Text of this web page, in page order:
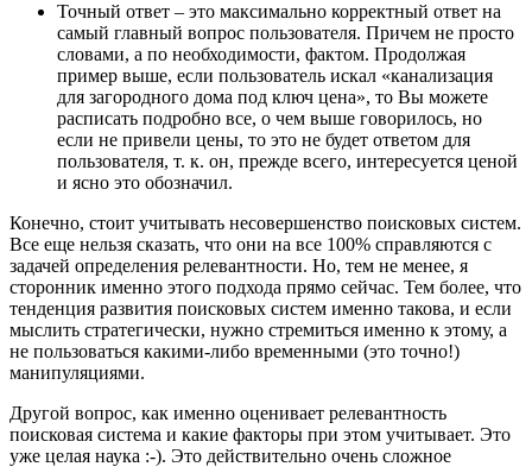
Точный ответ – это максимально корректный ответ на
самый главный вопрос пользователя. Причем не просто
словами, а по необходимости, фактом. Продолжая
пример выше, если пользователь искал «канализация
для загородного дома под ключ цена», то Вы можете
расписать подробно все, о чем выше говорилось, но
если не привели цены, то это не будет ответом для
пользователя, т. к. он, прежде всего, интересуется ценой
и ясно это обозначил.
Конечно, стоит учитывать несовершенство поисковых систем.
Все еще нельзя сказать, что они на все 100% справляются с
задачей определения релевантности. Но, тем не менее, я
сторонник именно этого подхода прямо сейчас. Тем более, что
тенденция развития поисковых систем именно такова, и если
мыслить стратегически, нужно стремиться именно к этому, а
не пользоваться какими-либо временными (это точно!)
манипуляциями.
Другой вопрос, как именно оценивает релевантность
поисковая система и какие факторы при этом учитывает. Это
уже целая наука :-). Это действительно очень сложное